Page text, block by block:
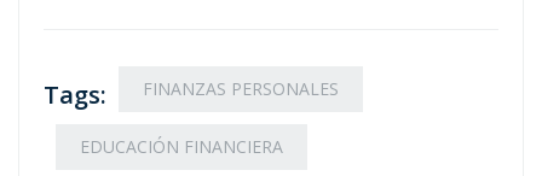
Tags: FINANZAS PERSONALES
EDUCACIÓN FINANCIERA